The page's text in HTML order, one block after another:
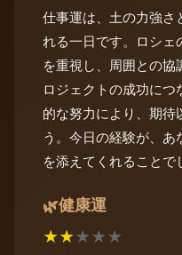
仕事運は、土の力強さ
れる一日です。ロシェ
を重視し、周囲との
ロジェクトの成功に
的な努力により、期待
う。今日の経験が、あ
を添えてくれることで
🌿健康運
★★★★★